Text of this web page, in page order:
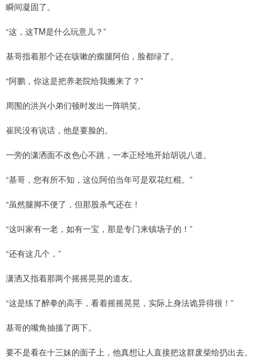
瞬间凝固了。
“这，这TM是什么玩意儿？”
基哥指着那个还在咳嗽的瘸腿阿伯，脸都绿了。
“阿鹏，你这是把养老院给我搬来了？”
周围的洪兴小弟们顿时发出一阵哄笑。
崔民没有说话，他是要脸的。
一旁的潇洒面不改色心不跳，一本正经地开始胡说八道。
“基哥，您有所不知，这位阿伯当年可是双花红棍。”
“虽然腿脚不便了，但那股杀气还在！
“这叫家有一老，如有一宝，那是专门来镇场子的！”
“还有这几个，”
潇洒又指着那两个摇摇晃晃的道友。
“这是练了醉拳的高手，看着摇摇晃晃，实际上身法诡异得很！”
基哥的嘴角抽搐了两下。
要不是看在十三妹的面子上，他真想让人直接把这群废柴给扔出去。